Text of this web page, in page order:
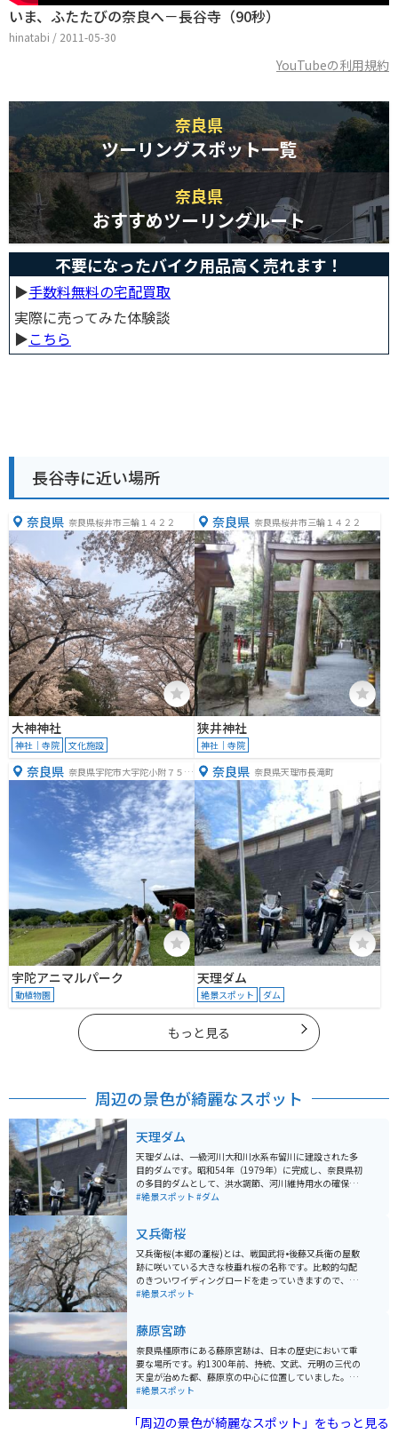
いま、ふたたびの奈良へ－長谷寺（90秒）
hinatabi / 2011-05-30
YouTubeの利用規約
奈良県
ツーリングスポット一覧
奈良県
おすすめツーリングルート
不要になったバイク用品高く売れます！
▶︎手数料無料の宅配買取
実際に売ってみた体験談
▶︎こちら
長谷寺に近い場所
奈良県 奈良県桜井市三輪１４２２
大神神社
神社｜寺院 文化施設
奈良県 奈良県桜井市三輪１４２２
狭井神社
神社｜寺院
奈良県 奈良県宇陀市大宇陀小附７５
−１
宇陀アニマルパーク
動植物園
奈良県 奈良県天理市長滝町
天理ダム
絶景スポット ダム
もっと見る
周辺の景色が綺麗なスポット
天理ダム
天理ダムは、一級河川大和川水系布留川に建設された多
目的ダムです。昭和54年（1979年）に完成し、奈良県初
の多目的ダムとして、洪水調節、河川維持用水の確保、
および天理市上水道の水源開発を目的としています。ダ
ク」が設けられており、ダム湖畔の数箇所に公園や駐車
場が整備されています。木々も大きく育ち、春から秋に
かけては自然を楽しむ訪問者で賑わいます。また、ダム
は治水対策や洪水調節の重要な役割を果たしており、天
理市の上水道用水の供給源としても重要な位置を占めて
#絶景スポット #ダム
又兵衛桜
又兵衛桜(本郷の瀧桜)とは、戦国武将•後藤又兵衛の屋敷
跡に咲いている大きな枝垂れ桜の名称です。比較的勾配
のきついワイディングロードを走っていきますので、ツ
ーリングにはうってつけです。 春になると、多くの観光
間も発生することがあります。春の心地よさを感じなが
らツーリングをしたい方にはオススメです。
#絶景スポット
藤原宮跡
奈良県橿原市にある藤原宮跡は、日本の歴史において重
要な場所です。約1300年前、持統、文武、元明の三代の
天皇が治めた都、藤原京の中心に位置していました。藤
原宮は、日本で初めて造られた瓦葺の宮殿で、政治の中
朱塗りの列柱が数か所再現されているのみですが、四季
折々の花が植えられていて、春には菜の花と桜、秋には
#絶景スポット
「周辺の景色が綺麗なスポット」をもっと見る